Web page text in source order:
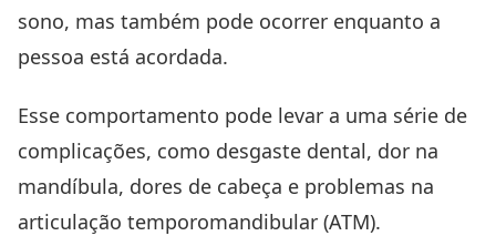
sono, mas também pode ocorrer enquanto a
pessoa está acordada.
Esse comportamento pode levar a uma série de
complicações, como desgaste dental, dor na
mandíbula, dores de cabeça e problemas na
articulação temporomandibular (ATM).